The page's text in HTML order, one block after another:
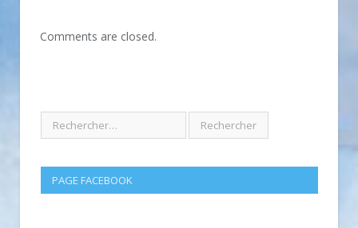
Comments are closed.
PAGE FACEBOOK